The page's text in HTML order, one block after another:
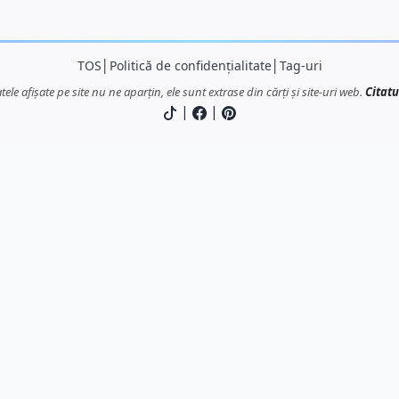
TOS Politică de confidențialitate│ Tag-uri
afișate pe site nu ne aparțin, ele sunt extrase din cărți și site-uri web.
| |